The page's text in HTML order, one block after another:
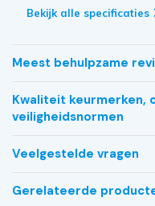
Bekijk alle specificaties
Meest behulpzame
Kwaliteit keurmerken,
veiligheidsnormen
Veelgestelde vragen
Gerelateerde